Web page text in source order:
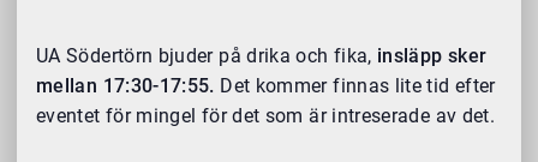
UA Södertörn bjuder på drika och fika, insläpp sker
mellan 17:30-17:55. Det kommer finnas lite tid efter
eventet för mingel för det som är intreserade av det.